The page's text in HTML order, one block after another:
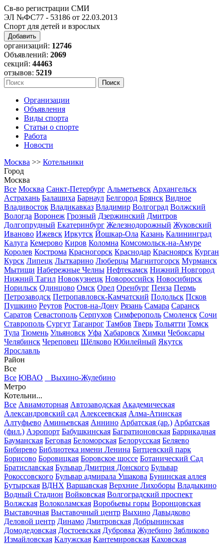
Св-во регистрации СМИ
ЭЛ №ФС77 - 53186 от 22.03.2013
Спорт для детей и взрослых
Добавить
организаций: 12746
Объявлений: 2069
секций: 44463
отзывов: 5219
Организации
Объявления
Виды спорта
Статьи о спорте
Работа
Новости
Москва >> Котельники
Город
Москва
Все Москва Санкт-Петербург Альметьевск Архангельск
Астрахань Балашиха Барнаул Белгород Брянск Видное
Владивосток Владикавказ Владимир Волгоград Волжский
Вологда Воронеж Грозный Дзержинский Дмитров
Долгопрудный Екатеринбург Железнодорожный Жуковский
Иваново Ижевск Иркутск Йошкар-Ола Казань Калининград
Калуга Кемерово Киров Коломна Комсомольск-на-Амуре
Королев Кострома Красногорск Краснодар Красноярск Курган
Курск Липецк Лыткарино Люберцы Магнитогорск Мурманск
Мытищи Набережные Челны Нефтекамск Нижний Новгород
Нижний Тагил Новокузнецк Новороссийск Новосибирск
Норильск Одинцово Омск Орел Оренбург Пенза Пермь
Петрозаводск Петропавловск-Камчатский Подольск Псков
Пушкино Реутов Ростов-на-Дону Рязань Самара Саранск
Саратов Севастополь Серпухов Симферополь Смоленск Сочи
Ставрополь Сургут Таганрог Тамбов Тверь Тольятти Томск
Тула Тюмень Ульяновск Уфа Хабаровск Химки Чебоксары
Челябинск Череповец Щёлково Юбилейный Якутск
Ярославль
Район
Все
Все ЮВАО
Выхино-Жулебино
Метро
Котельни...
Все Авиамоторная Автозаводская Академическая
Александровский сад Алексеевская Алма-Атинская
Алтуфьево Аминьевская Аннино Арбатская (ар.) Арбатская
(фил.) Аэропорт Бабушкинская Багратионовская Баррикадная
Бауманская Беговая Беломорская Белорусская Беляево
Бибирево Библиотека имени Ленина Битцевский парк
Борисово Боровицкая Боровское шоссе Ботанический Сад
Братиславская Бульвар Дмитрия Донского Бульвар
Рокоссовского Бульвар адмирала Ушакова Бунинская аллея
Бутырская ВДНХ Варшавская Верхние Лихоборы Владыкино
Водный Стадион Войковская Волгоградский проспект
Волжская Волоколамская Воробьевы горы Воронцовская
Выставочная Выставочный центр Выхино Давыдково
Деловой центр Динамо Дмитровская Добрынинская
Домодедовская Достоевская Дубровка Жулебино Зябликово
Измайловская Калужская Кантемировская Каховская